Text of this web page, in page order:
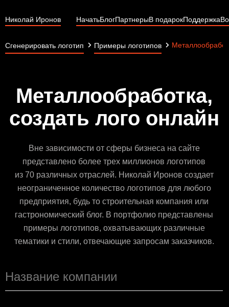
Николай Иронов НачатьБлогПартнерыВ подарокПоддержка
Сгенерировать логотип Примеры логотипов
Металлообработка,
создать лого онлайн
Вне зависимости от сферы бизнеса на сайте
представлено более трех миллионов логотипов
из 70 различных отраслей. Николай Иронов создает
неограниченное количество логотипов для любого
предприятия, будь то строительная компания или
гастрономический блог. В портфолио представлены
примеры логотипов, охватывающих различные
тематики и стили, отвечающие запросам заказчиков.